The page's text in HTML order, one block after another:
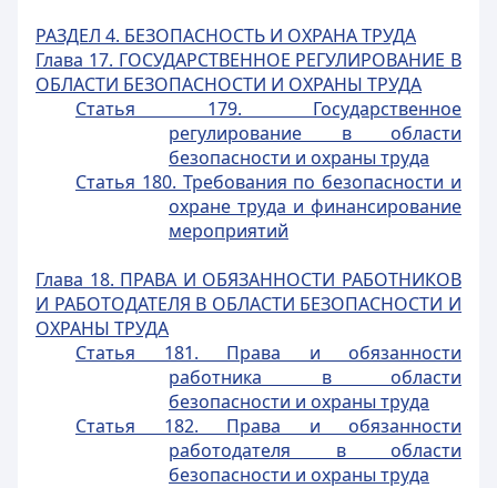
РАЗДЕЛ 4. БЕЗОПАСНОСТЬ И ОХРАНА ТРУДА
Глава 17. ГОСУДАРСТВЕННОЕ РЕГУЛИРОВАНИЕ В
ОБЛАСТИ БЕЗОПАСНОСТИ И ОХРАНЫ ТРУДА
Статья 179. Государственное
регулирование в области
безопасности и охраны труда
Статья 180. Требования по безопасности и
охране труда и финансирование
мероприятий
Глава 18. ПРАВА И ОБЯЗАННОСТИ РАБОТНИКОВ
И РАБОТОДАТЕЛЯ В ОБЛАСТИ БЕЗОПАСНОСТИ И
ОХРАНЫ ТРУДА
Статья 181. Права и обязанности
работника в области
безопасности и охраны труда
Статья 182. Права и обязанности
работодателя в области
безопасности и охраны труда